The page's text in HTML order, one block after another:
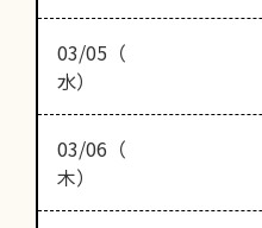
03/05（
水）
03/06（
木）